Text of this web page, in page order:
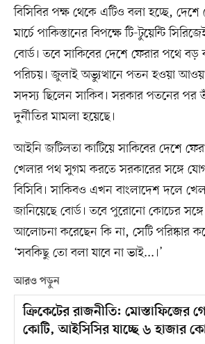
বিসিবির পক্ষ থেকে এটিও বলা হচ্ছে,
মার্চে পাকিস্তানের বিপক্ষে টি-টুয়েন্টি
বোর্ড। তবে সাকিবের দেশে ফেরার পথে বড়
পরিচয়। জুলাই অভ্যুত্থানে পতন হওয়া
সদস্য ছিলেন সাকিব। সরকার পতনের পর
দুর্নীতির মামলা হয়েছে।
আইনি জটিলতা কাটিয়ে সাকিবের দেশে
খেলার পথ সুগম করতে সরকারের সঙ্গে
বিসিবি। সাকিবও এখন বাংলাদেশ দলে
জানিয়েছে বোর্ড। তবে পুরোনো কোচের
আলোচনা করেছেন কি না, সেটি পরিষ্কার
‘সবকিছু তো বলা যাবে না ভাই...।’
আরও পড়ুন
ক্রিকেটের রাজনীতি: মোস্তাফিজের
কোটি, আইসিসির যাচ্ছে ৬ হাজার